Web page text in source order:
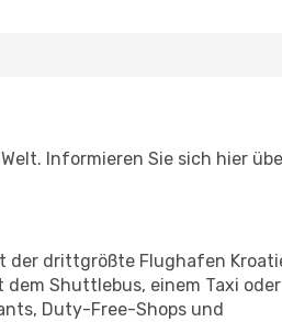
Informieren Sie sich hier
der drittgrößte Flughafen
Shuttlebus, einem Taxi oder
Duty-Free-Shops und